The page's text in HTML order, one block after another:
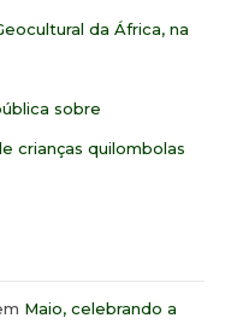
da África, na
sobre
crianças quilombolas
Maio, celebrando a